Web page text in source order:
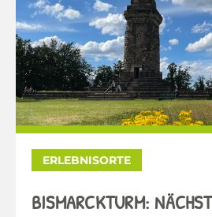
ERLEBNISORTE
BISMARCKTURM: